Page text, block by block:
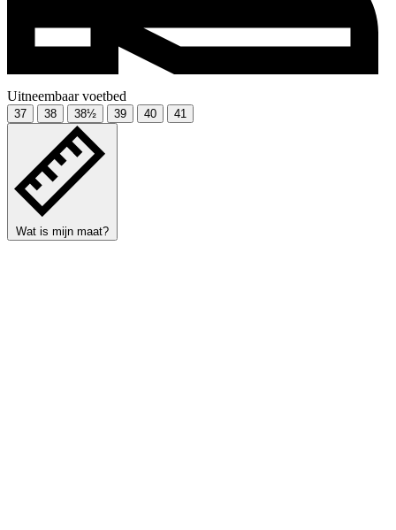
Uitneembaar voetbed
37 38 38½ 39 40 41
Wat is mijn maat?